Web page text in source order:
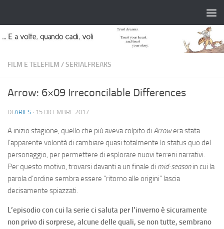
FILM E TELEFILM /SERIALFREAKS
Arrow: 6×09 Irreconcilable Differences
DI ARIES · 15 DICEMBRE 2017
A inizio stagione, quello che più aveva colpito di Arrowera stata
l’apparente volontà di cambiare quasi totalmente lo status quo del
personaggio, per permettere di esplorare nuovi terreni narrativi.
Per questo motivo, trovarsi davanti a un finale di mid-seasonin cui la
parola d’ordine sembra essere “ritorno alle origini” lascia
decisamente spiazzati.
L’episodio con cui la serie ci saluta per l’inverno è sicuramente
non privo di sorprese, alcune delle quali, se non tutte, sembrano